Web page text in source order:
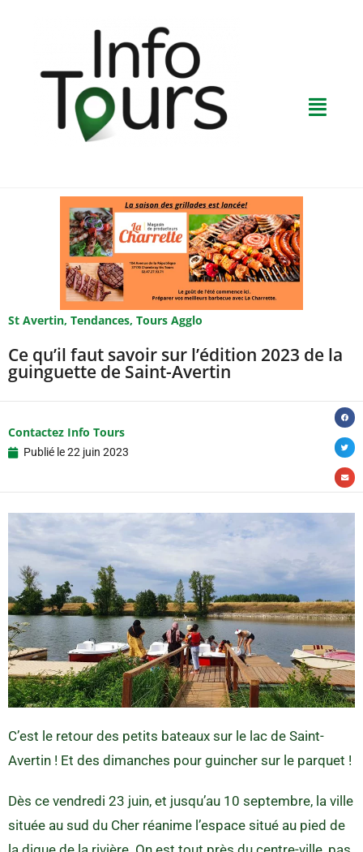
St Avertin, Tendances, Tours Agglo
Ce qu’il faut savoir sur l’édition 2023 de la
guinguette de Saint-Avertin
Contactez Info Tours
Publié le22 juin 2023
C’est le retour des petits bateaux sur le lac de Saint-
Avertin ! Et des dimanches pour guincher sur le parquet !
Dès ce vendredi 23 juin, et jusqu’au 10 septembre, la ville
située au sud du Cher réanime l’espace situé au pied de